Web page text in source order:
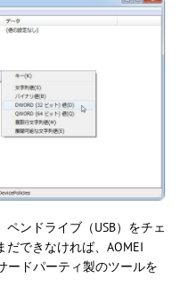
ンドライブ（USB）をチェ
できなければ、AOMEI
ードパーティ製のツールを